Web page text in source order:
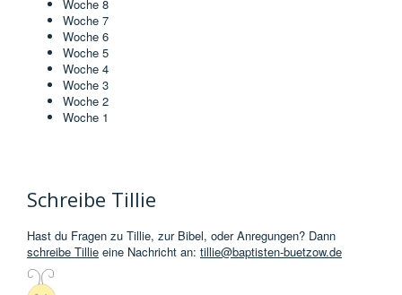
Woche 8
Woche 7
Woche 6
Woche 5
Woche 4
Woche 3
Woche 2
Woche 1
Schreibe Tillie
Hast du Fragen zu Tillie, zur Bibel, oder Anregungen? Dann
schreibe Tillie eine Nachricht an: tillie@baptisten-buetzow.de